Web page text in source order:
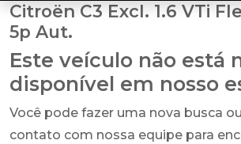
Citroën C3 Excl. 1.6 VTi
5p Aut.
Este veículo não está
disponível em nosso
Você pode fazer uma nova busca
contato com nossa equipe para